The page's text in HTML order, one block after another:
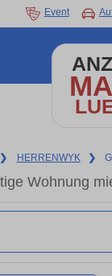
Event
❯ HERRENWYK ❯
Wohnung